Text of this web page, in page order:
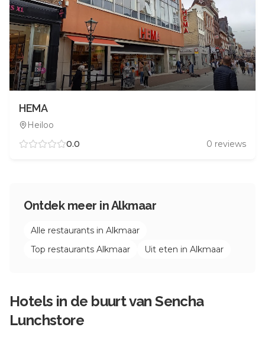
HEMA
Heiloo
0.0
0 reviews
Ontdek meer inAlkmaar
Alle restaurants in Alkmaar
Top restaurants Alkmaar Uit eten in Alkmaar
Hotels in de buurt vanSencha
Lunchstore